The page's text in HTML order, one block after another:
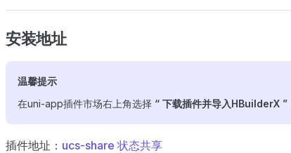
安装地址
温馨提示
在uni-app插件市场右上角选择 “ 下载插件并导入HBuilderX ”
插件地址： ucs-share 状态共享